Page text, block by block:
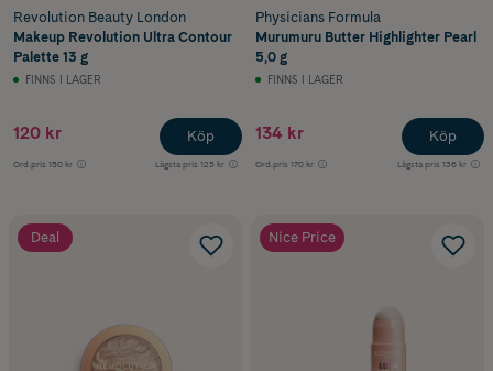
Revolution Beauty London
Makeup Revolution Ultra Contour
Palette 13 g
FINNS I LAGER
120 kr
Ord.pris 150 kr Lägsta pris 125 kr
Köp
Physicians Formula
Murumuru Butter Highlighter Pearl
5,0 g
FINNS I LAGER
134 kr
Ord.pris 170 kr Lägsta pris 136 kr
Köp
Deal Nice Price